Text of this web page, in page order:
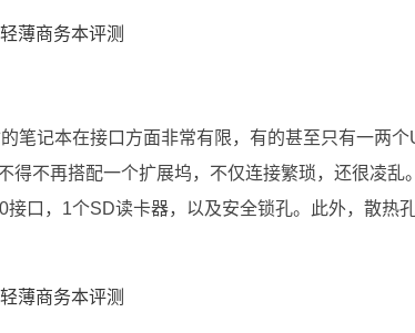
记本在接口方面非常有限，有的甚至只有一两个
得不再搭配一个扩展坞，不仅连接繁琐，还很凌乱
口，1个SD读卡器，以及安全锁孔。此外，散热